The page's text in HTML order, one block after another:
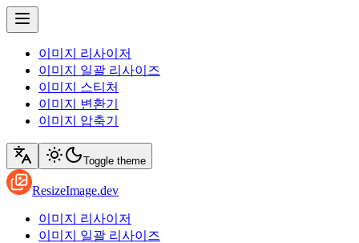
이미지 리사이저
이미지 일괄 리사이즈
이미지 스티처
이미지 변환기
이미지 압축기
Toggle theme
ResizeImage.dev
이미지 리사이저
이미지 일괄 리사이즈